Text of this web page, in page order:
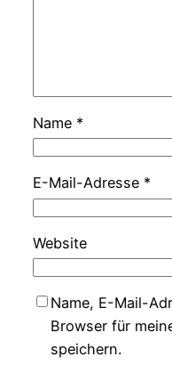
Name *
E-Mail-Adresse *
Website
Name, E-Mail-
Browser für
speichern.